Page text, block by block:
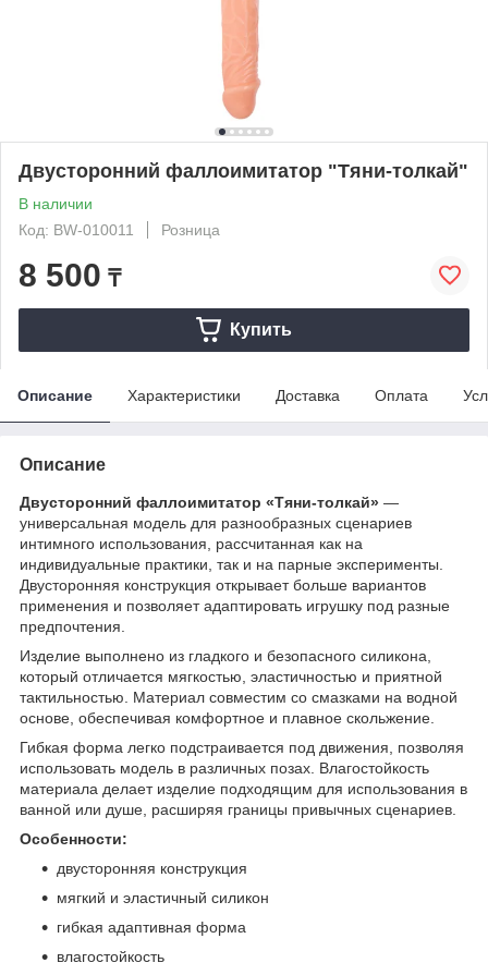
Двусторонний фаллоимитатор "Тяни-толкай"
В наличии
Код: BW-010011
Розница
8 500 ₸
Купить
Описание Характеристики Доставка Оплата
Описание
Двусторонний фаллоимитатор «Тяни-толкай» —
универсальная модель для разнообразных сценариев
интимного использования, рассчитанная как на
индивидуальные практики, так и на парные эксперименты.
Двусторонняя конструкция открывает больше вариантов
применения и позволяет адаптировать игрушку под разные
предпочтения.
Изделие выполнено из гладкого и безопасного силикона,
который отличается мягкостью, эластичностью и приятной
тактильностью. Материал совместим со смазками на водной
основе, обеспечивая комфортное и плавное скольжение.
Гибкая форма легко подстраивается под движения, позволяя
использовать модель в различных позах. Влагостойкость
материала делает изделие подходящим для использования в
ванной или душе, расширяя границы привычных сценариев.
Особенности:
двусторонняя конструкция
мягкий и эластичный силикон
гибкая адаптивная форма
влагостойкость